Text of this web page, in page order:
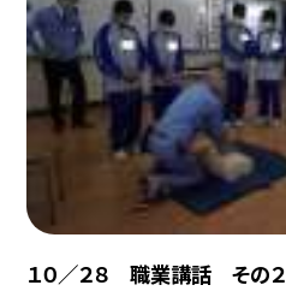
１０／２８ 職業講話 その２